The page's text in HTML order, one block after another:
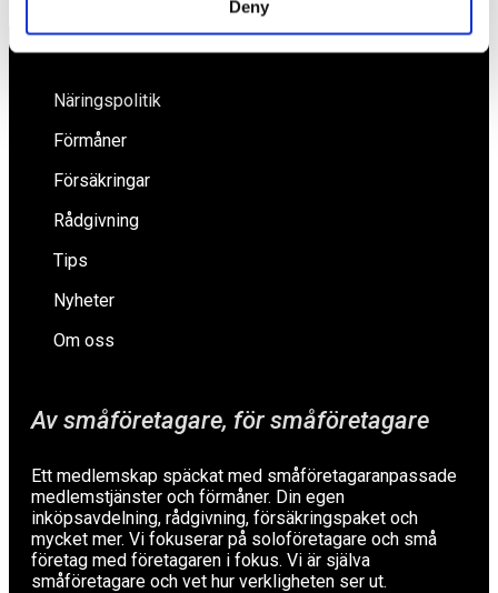
Deny
Av småföretagare, för småföretagare
Ett medlemskap späckat med småföretagaranpassade
medlemstjänster och förmåner. Din egen
inköpsavdelning, rådgivning, försäkringspaket och
mycket mer. Vi fokuserar på soloföretagare och små
företag med företagaren i fokus. Vi är själva
småföretagare och vet hur verkligheten ser ut.
Näringspolitik
Förmåner
Försäkringar
Rådgivning
Tips
Nyheter
Om oss